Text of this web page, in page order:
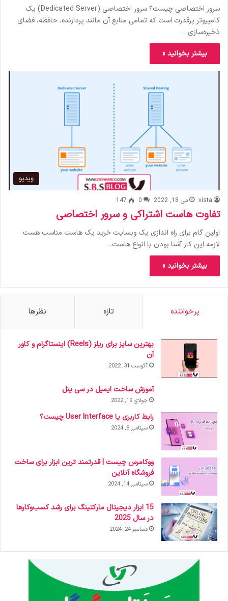
سرور اختصاصی چیست؟ سرور اختصاصی (Dedicated Server) یک
کامپیوتر پرقدرت است که تمامی منابع آن مانند پردازنده، حافظه، فضای
ذخیره‌سازی…
بیشتر بخوانید »
ویدیو
vista می 18, 2022 0
147
تفاوت هاست اشتراکی و سرور اختصاصی
اولین گام برای راه اندازی یک وبسایت خرید یک هاست مناسب هست.
لازمه این کار آشنا بودن با انواع هاست…
بیشتر بخوانید »
پرخواننده تازه نظرها
بهترین سایز برای ریلز (Reels) اینستاگرام و کاور
آن
آگوست 31, 2022
آموزش ساخت ایمیل در سی پنل
جولای 19, 2022
رابط کاربری یا User Interface چیست؟
سپتامبر 8, 2024
ووکامرس چیست | قدرتمند ترین ابزار برای ساخت
فروشگاه آنلاین
سپتامبر 14, 2024
15 ابزار دیجیتال مارکتینگ برای رشد کسب‌وکارها
در سال 2025
دسامبر 24, 2024